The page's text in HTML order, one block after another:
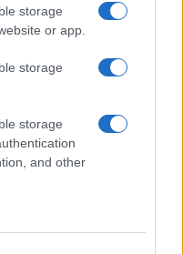
storage
or app.
storage
storage
and other